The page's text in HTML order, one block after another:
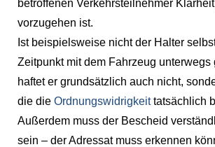
betroffenen Verkehrsteilnehmer
vorzugehen ist.
Ist beispielsweise nicht der Halter
Zeitpunkt mit dem Fahrzeug unterwegs
haftet er grundsätzlich auch nicht,
die die Ordnungswidrigkeittatsächlich
Außerdem muss der Bescheid
sein – der Adressat muss erkennen